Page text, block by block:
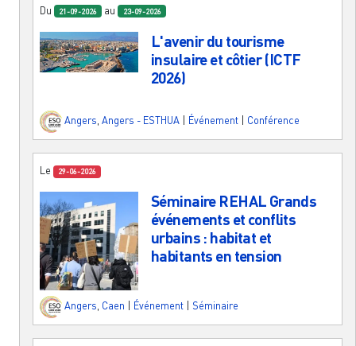
Du 21-09-2026 au 23-09-2026
L'avenir du tourisme
insulaire et côtier (ICTF
2026)
Angers, Angers - ESTHUA Événement Conférence
Le 29-06-2026
Séminaire REHAL Grands
événements et conflits
urbains : habitat et
habitants en tension
Angers Caen Événement Séminaire